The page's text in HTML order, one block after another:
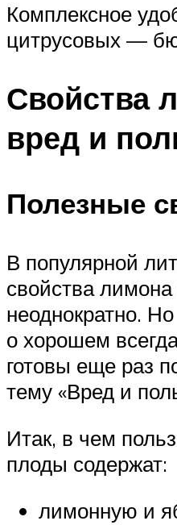
Комплексное
цитрусовых —
Свойства
вред и
Полезные
В популярной
свойства
неоднократно.
о хорошем
готовы еще раз
тему «Вред и
Итак, в чем
плоды содержат:
лимонную и